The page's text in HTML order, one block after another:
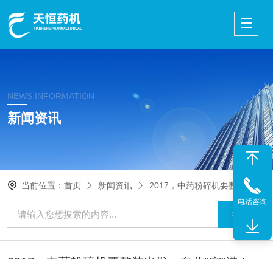
NEWS INFORMATION
新闻资讯
当前位置：首页 新闻资讯 2017，中药粉碎机要整装出发，向化“突”进！
电话咨询